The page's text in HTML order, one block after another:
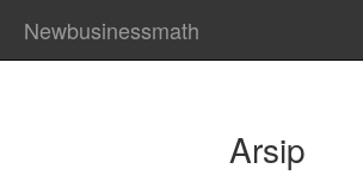
Newbusinessmath
Arsip